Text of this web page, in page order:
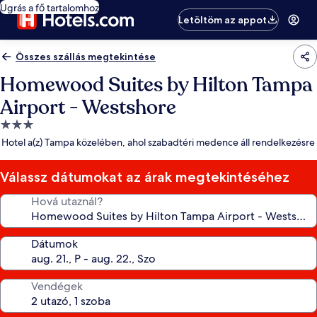
Ugrás a fő tartalomhoz
Letöltöm az appot
Összes szállás megtekintése
Homewood Suites by Hilton Tampa
Airport - Westshore
3.0
csillagos
Hotel a(z) Tampa közelében, ahol szabadtéri medence áll rendelkezésre
Válassz dátumokat az árak megtekintéséhez
Hová utaznál?
Dátumok
Vendégek